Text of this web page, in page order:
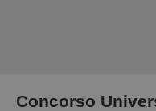
Concorso